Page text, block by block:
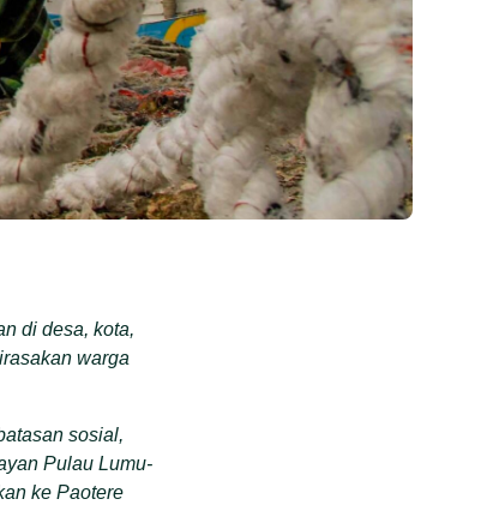
di desa, kota,
warga
sosial,
Pulau Lumu-
ke Paotere